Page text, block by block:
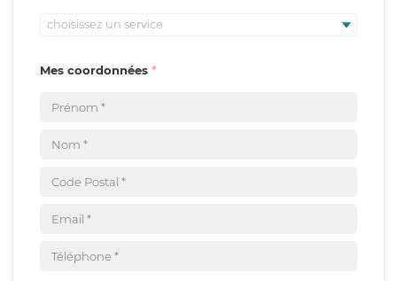
choisissez un service
Mes coordonnées